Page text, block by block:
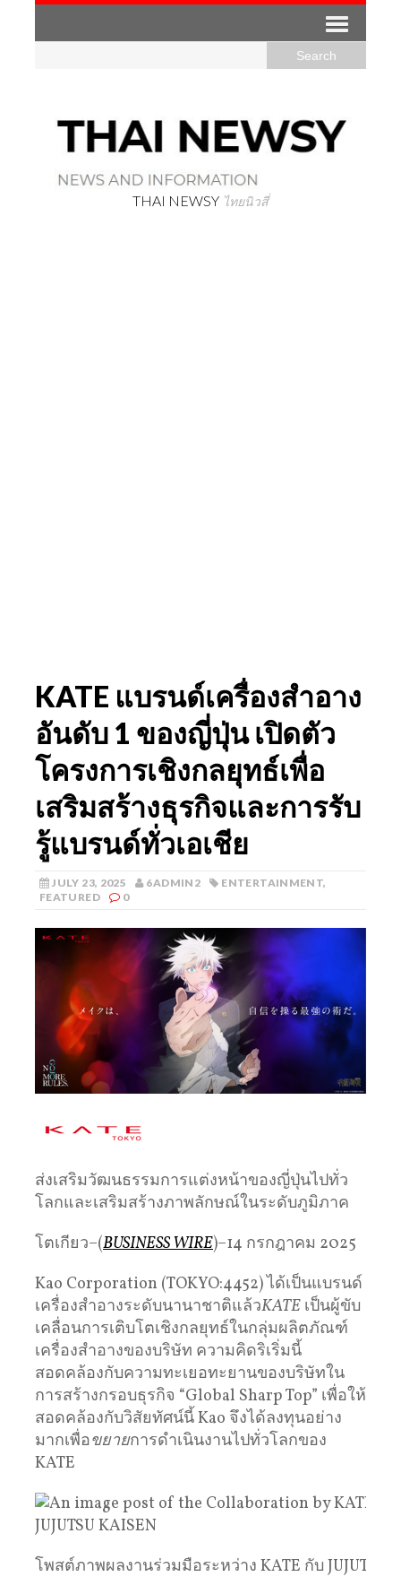
THAI NEWSY ไทยนิวสี่
KATE แบรนด์เครื่องสำอาง
อันดับ 1 ของญี่ปุ่น เปิดตัว
โครงการเชิงกลยุทธ์เพื่อ
เสริมสร้างธุรกิจและการรับ
รู้แบรนด์ทั่วเอเชีย
JULY 23, 2025 6ADMIN2 ENTERTAINMENT,
FEATURED
0
ส่งเสริมวัฒนธรรมการแต่งหน้าของญี่ปุ่นไปทั่ว
โลกและเสริมสร้างภาพลักษณ์ในระดับภูมิภาค
โตเกียว–(BUSINESS WIRE)–14 กรกฎาคม 2025
Kao Corporation (TOKYO:4452) ได้เป็นแบรนด์
เครื่องสำอางระดับนานาชาติแล้วKATE เป็นผู้ขับ
เคลื่อนการเติบโตเชิงกลยุทธ์ในกลุ่มผลิตภัณฑ์
เครื่องสำอางของบริษัท ความคิดริเริ่มนี้
สอดคล้องกับความทะเยอทะยานของบริษัทใน
การสร้างกรอบธุรกิจ “Global Sharp Top” เพื่อให้
สอดคล้องกับวิสัยทัศน์นี้ Kao จึงได้ลงทุนอย่าง
มากเพื่อขยายการดำเนินงานไปทั่วโลกของ
KATE
โพสต์ภาพผลงานร่วมมือระหว่าง KATE กับ JUJUTSU